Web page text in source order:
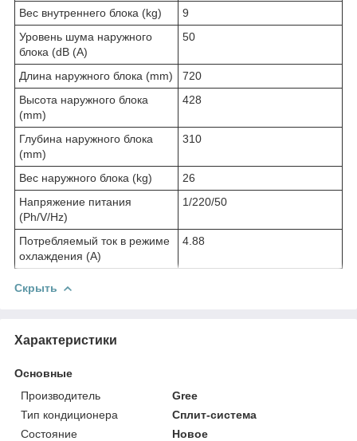
Вес внутреннего блока (kg)
9
Уровень шума наружного
блока (dB (A)
50
Длина наружного блока (mm)
720
Высота наружного блока
(mm)
428
Глубина наружного блока
(mm)
310
Вес наружного блока (kg)
26
Напряжение питания
(Ph/V/Hz)
1/220/50
Потребляемый ток в режиме
охлаждения (A)
4.88
Скрыть
Характеристики
Основные
Производитель
Gree
Тип кондиционера
Сплит-система
Состояние
Новое